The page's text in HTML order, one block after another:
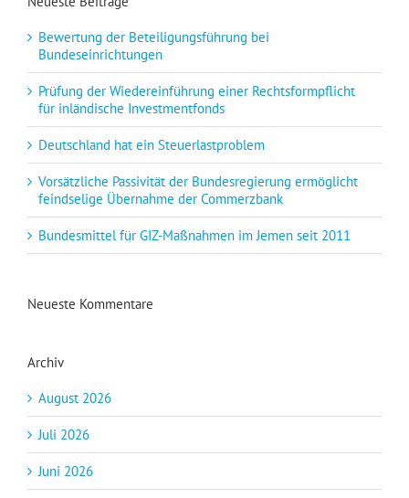
Bewertung der Beteiligungsführung bei
Bundeseinrichtungen
Prüfung der Wiedereinführung einer Rechtsformpflicht
für inländische Investmentfonds
Deutschland hat ein Steuerlastproblem
Vorsätzliche Passivität der Bundesregierung ermöglicht
feindselige Übernahme der Commerzbank
Bundesmittel für GIZ-Maßnahmen im Jemen seit 2011
Neueste Kommentare
Archiv
August 2026
Juli 2026
Juni 2026